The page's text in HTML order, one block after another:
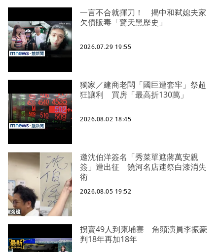
一言不合就揮刀！ 揭中和弒媳夫家
欠債販毒「驚天黑歷史」
2026.07.29 19:55
獨家／建商老闆「國巨遭套牢」祭超
狂讓利 買房「最高折130萬」
2026.08.02 18:45
邀沈伯洋簽名「秀菜單遮蔣萬安親
簽」遭出征 饒河名店速祭白漆消失
術
2026.08.05 19:52
拐賣49人到柬埔寨 角頭演員李振豪
判18年再加18年